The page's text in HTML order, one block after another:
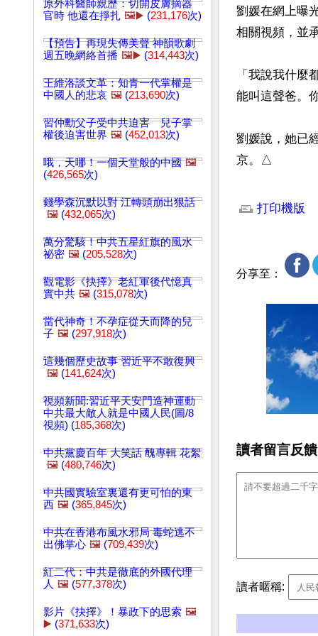
原外科醫師親歷：切開皮膚摘器
官時 他還在掙扎 🖼️▶️ (231,176次)
【預告】再現失傳美聲 神韻歌劇
週五晚網絡首播 🖼️▶️ (314,443次)
王維洛談文革：知青一代掌權是
中國人的悲哀 🖼️ (213,690次)
習仲勳父子受中共迫害 兒子掌
權後迫害世界 🖼️ (452,013次)
哦，天哪！一個天堂般的中國 🖼️
(426,565次)
錢學森沉默以對 江轉頭崩出狠話
🖼️ (432,065次)
萬分驚駭！中共五星紅旗的風水
祕密 🖼️ (205,528次)
觀電影《抉擇》老紅軍後代憶真
實中共 🖼️ (315,078次)
當代神奇！不孕症從天而降的兒
子 🖼️ (297,918次)
這幾個歷史故事 習近平不敢復興
🖼️ (141,624次)
視頻新聞:習近平天安門造神運動
中共最大敵人就是中國人民(圖/8
視頻) (185,368次)
中共黨慶百年 大笑話 醜專輯 花絮
🖼️ (480,746次)
中共國實驗室裏還有更可怕的東
西 🖼️ (365,845次)
中共在香港布風水邪局 毒蛇逃不
出佛掌心 🖼️ (709,439次)
紅二代：中共是徹底的外國代理
人 🖼️ (577,378次)
影片《抉擇》！暴政下的思索 🖼️
▶️ (371,633次)
劉媛在網上曝
相關視頻，並
「我說我什
能叫這聲爸。
劉媛說，她已
京。△
打印機版
分享至：
讀者留言反
讀者暱稱: